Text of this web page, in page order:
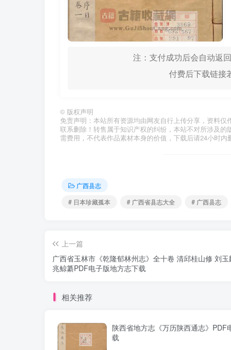
注：支付成功后会自动返
付费后下载链接
© 版权声明
免责声明：本站所有资源均由网友自行上传分享，资料
联系删除！转售属于知识产权的纠纷，本站不对所涉及
需费用，不代表作品素材本身的价值，下载后请24小时内
广西县志
# 日本珍藏孤本
# 广西省县志大全 # 广西县志
上一篇
广西省玉林市《乾隆郁林州志》全十卷 清邱桂山修 刘玉
兆鲸纂PDF电子版地方志下载
相关推荐
陕西省地方志《万历陕西通志》PDF
载